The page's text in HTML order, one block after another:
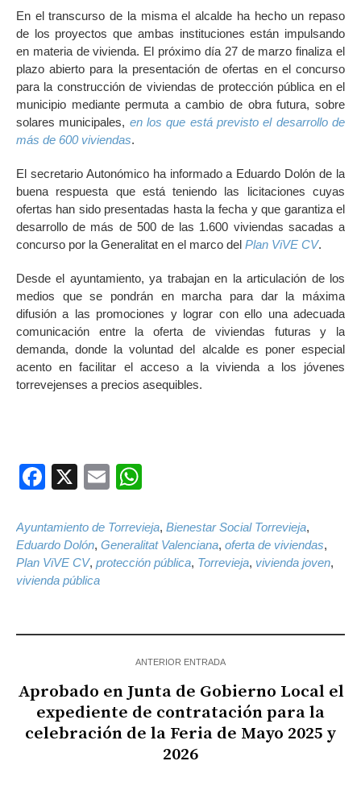
En el transcurso de la misma el alcalde ha hecho un repaso
de los proyectos que ambas instituciones están impulsando
en materia de vivienda. El próximo día 27 de marzo finaliza el
plazo abierto para la presentación de ofertas en el concurso
para la construcción de viviendas de protección pública en el
municipio mediante permuta a cambio de obra futura, sobre
solares municipales, en los que está previsto el desarrollo de
más de 600 viviendas.
El secretario Autonómico ha informado a Eduardo Dolón de la
buena respuesta que está teniendo las licitaciones cuyas
ofertas han sido presentadas hasta la fecha y que garantiza el
desarrollo de más de 500 de las 1.600 viviendas sacadas a
concurso por la Generalitat en el marco del Plan ViVE CV.
Desde el ayuntamiento, ya trabajan en la articulación de los
medios que se pondrán en marcha para dar la máxima
difusión a las promociones y lograr con ello una adecuada
comunicación entre la oferta de viviendas futuras y la
demanda, donde la voluntad del alcalde es poner especial
acento en facilitar el acceso a la vivienda a los jóvenes
torrevejenses a precios asequibles.
Facebook
X Email
Ayuntamiento de Torrevieja, Bienestar Social Torrevieja,
Eduardo Dolón, Generalitat Valenciana, oferta de viviendas,
Plan ViVE CV, protección pública, Torrevieja, vivienda joven,
vivienda pública
ANTERIOR ENTRADA
Aprobado en Junta de Gobierno Local el
expediente de contratación para la
celebración de la Feria de Mayo 2025 y
2026